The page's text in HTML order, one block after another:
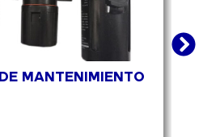
MANTENIMIENTO